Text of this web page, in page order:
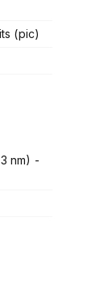
(pic)
nm) -